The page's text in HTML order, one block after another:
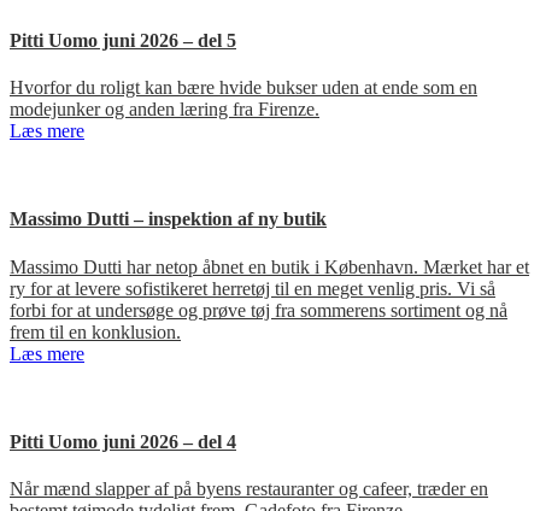
Pitti Uomo juni 2026 – del 5
Hvorfor du roligt kan bære hvide bukser uden at ende som en
modejunker og anden læring fra Firenze.
Læs mere
Massimo Dutti – inspektion af ny butik
Massimo Dutti har netop åbnet en butik i København. Mærket har et
ry for at levere sofistikeret herretøj til en meget venlig pris. Vi så
forbi for at undersøge og prøve tøj fra sommerens sortiment og nå
frem til en konklusion.
Læs mere
Pitti Uomo juni 2026 – del 4
Når mænd slapper af på byens restauranter og cafeer, træder en